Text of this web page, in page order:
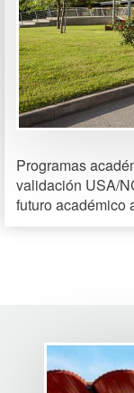
Programas
validación USA/
futuro académico